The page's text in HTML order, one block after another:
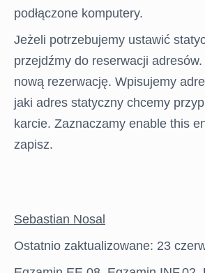
podłączone komputery.
Jeżeli potrzebujemy ustawić
przejdźmy do reserwacji
nową rezerwację. Wpisujemy
jaki adres statyczny chcemy
karcie. Zaznaczamy enable this
zapisz.
Sebastian Nosal
Ostatnio zaktualizowane: 23